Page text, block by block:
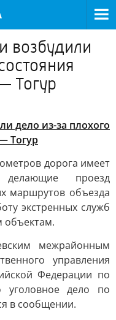
возбудили
Тогур
дело из-за плохого
Тогур
дорога имеет
делающие проезд
маршрутов объезда
экстренных служб
объектам.
межрайонным
управления
Федерации по
уголовное дело по
в сообщении.